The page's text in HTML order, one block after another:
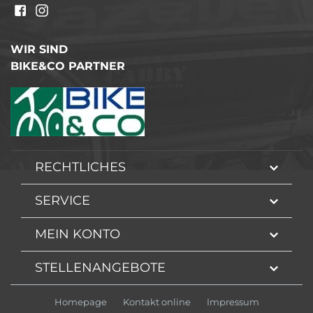
WIR SIND
BIKE&CO PARTNER
RECHTLICHES
SERVICE
MEIN KONTO
STELLENANGEBOTE
Homepage Kontakt online Impressum